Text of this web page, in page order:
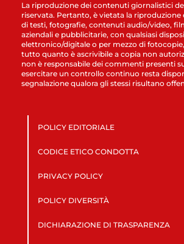
La riproduzione dei contenuti giornalistici
riservata. Pertanto, è vietata la riproduzione
di testi, fotografie, contenuti audio/video,
aziendali e pubblicitarie, con qualsiasi
elettronico/digitale o per mezzo di
tutto quanto è ascrivibile a copia non
non è responsabile dei commenti presenti
esercitare un controllo continuo resta
segnalazione qualora gli stessi risultano
POLICY EDITORIALE
CODICE ETICO CONDOTTA
PRIVACY POLICY
POLICY DIVERSITÀ
DICHIARAZIONE DI TRASPARENZA